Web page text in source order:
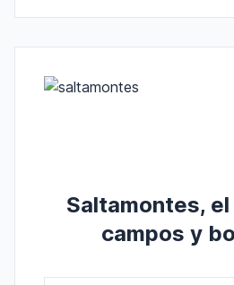
Saltamontes,
campos y